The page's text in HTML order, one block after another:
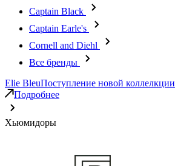
Captain Black
Captain Earle's
Cornell and Diehl
Все бренды
Elie BleuПоступление новой коллелкции
Подробнее
Хьюмидоры